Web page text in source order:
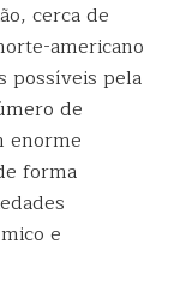
cerca de
americano
possíveis pela
de
enorme
forma
e